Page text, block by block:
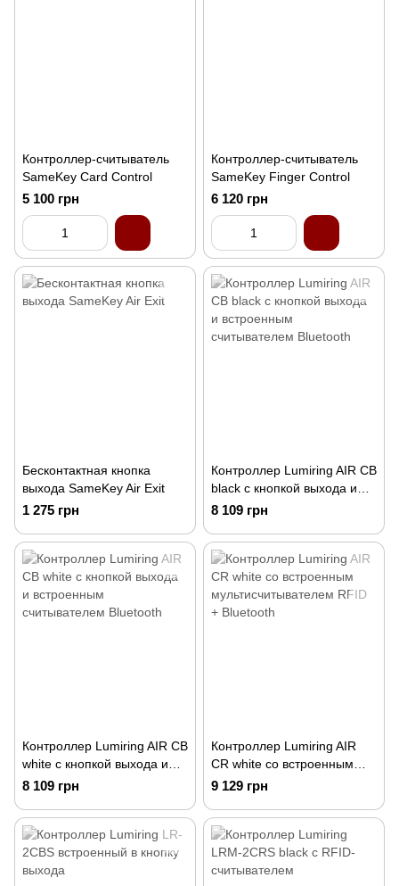
Контроллер-считыватель
SameKey Card Control
5 100 грн
Контроллер-считыватель
SameKey Finger Control
6 120 грн
Бесконтактная кнопка
выхода SameKey Air Exit
1 275 грн
Контроллер Lumiring AIR CB
black с кнопкой выхода и
встроенным считывателем
8 109 грн
Контроллер Lumiring AIR CB
white с кнопкой выхода и
встроенным считывателем
8 109 грн
Контроллер Lumiring AIR
CR white со встроенным
мультисчитывателем RFID
9 129 грн